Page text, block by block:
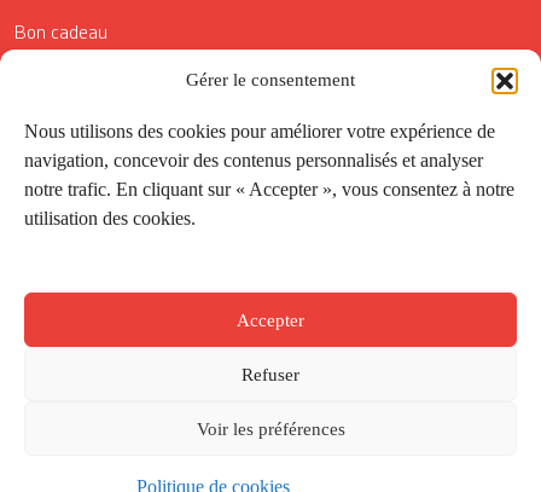
Gérer le consentement
Nous utilisons des cookies pour améliorer votre expérience de
navigation, concevoir des contenus personnalisés et analyser
notre trafic. En cliquant sur « Accepter », vous consentez à notre
utilisation des cookies.
Accepter
Refuser
Voir les préférences
Politique de cookies
Bon cadeau
Conditions générales de vente
Réductions de la Carte Côté Courrier
Application